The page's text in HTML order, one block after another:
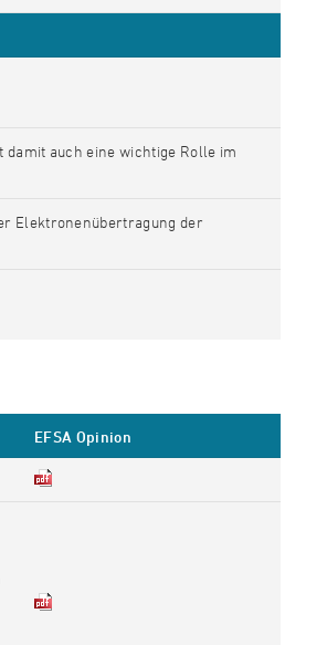
damit auch eine wichtige Rolle im
Elektronenübertragung der
EFSA Opinion